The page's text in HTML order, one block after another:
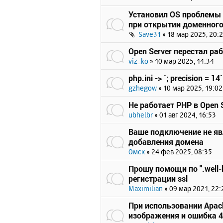
Установил OS
при открытии
Save31 » 18 мар 2025,
Open Server перестал
viz_ko » 10 мар 2025, 14:34
php.ini -> `; precision = 14`
gzhegow » 10 мар 2025, 19:02
Не работает PHP в Open
ubhelbr » 01 авг 2024, 16:53
Ваше подключение не
добавления домена
Омск » 24 фев 2025, 08:35
Прошу помощи по ".well-
регистрации ssl
Maximilian » 09 мар 2021,
При использовании
изображения и ошибка